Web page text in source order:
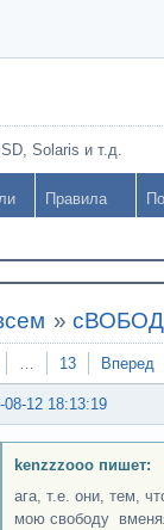
Solaris и т.д.
Правила
»
… 13 Вперед
08-12 18:13:19
kenzzzooo пишет:
ага, т.е. они, тем,
мою свободу